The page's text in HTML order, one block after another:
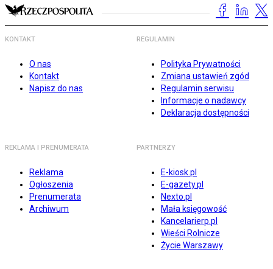
KONTAKT
O nas
Kontakt
Napisz do nas
REGULAMIN
Polityka Prywatności
Zmiana ustawień zgód
Regulamin serwisu
Informacje o nadawcy
Deklaracja dostępności
REKLAMA I PRENUMERATA
Reklama
Ogłoszenia
Prenumerata
Archiwum
PARTNERZY
E-kiosk.pl
E-gazety.pl
Nexto.pl
Mała księgowość
Kancelarierp.pl
Wieści Rolnicze
Życie Warszawy